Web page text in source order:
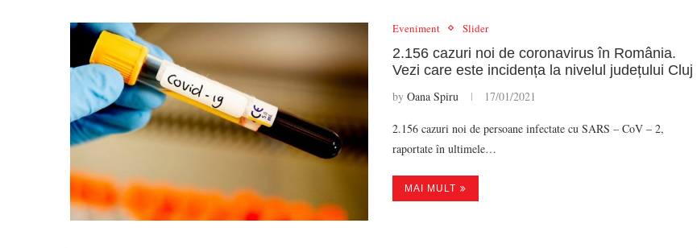
Eveniment Slider
2.156 cazuri noi de coronavirus în România.
Vezi care este incidența la nivelul județului Cluj
by Oana Spiru 17/01/2021
2.156 cazuri noi de persoane infectate cu SARS – CoV – 2,
raportate în ultimele…
MAI MULT